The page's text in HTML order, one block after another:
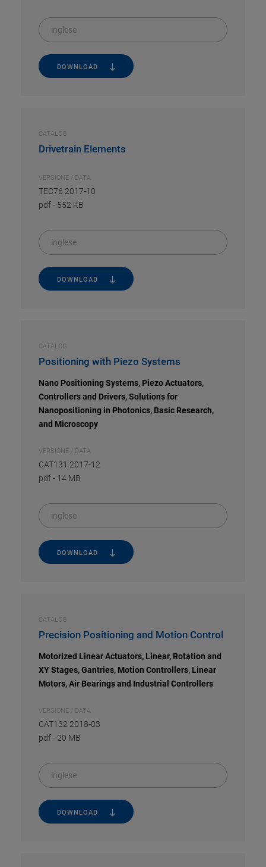
inglese
DOWNLOAD
CATALOG
Drivetrain Elements
VERSIONE / DATA
TEC76 2017-10
pdf- 552 KB
inglese
DOWNLOAD
CATALOG
Positioning with Piezo Systems
Nano Positioning Systems, Piezo Actuators,
Controllers and Drivers, Solutions for
Nanopositioning in Photonics, Basic Research,
and Microscopy
VERSIONE / DATA
CAT131 2017-12
pdf- 14 MB
inglese
DOWNLOAD
CATALOG
Precision Positioning and Motion Control
Motorized Linear Actuators, Linear, Rotation and
XY Stages, Gantries, Motion Controllers, Linear
Motors, Air Bearings and Industrial Controllers
VERSIONE / DATA
CAT132 2018-03
pdf- 20 MB
inglese
DOWNLOAD